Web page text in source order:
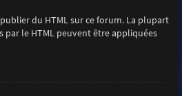
du HTML sur ce forum. La plupart
par le HTML peuvent être appliquées